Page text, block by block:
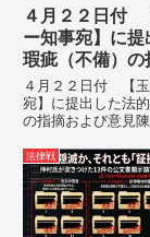
４月２２日付
ー知事宛】に
瑕疵（不備）
意見陳述書（
の留保の通告
４月２２日付 【
宛】に提出した法的
の指摘および意見
に、玉城デニー宛
態の指摘と意見陳
の通告を行いまし
この時は、違法を
す...
法律戦